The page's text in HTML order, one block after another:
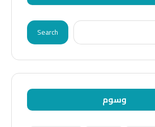
Search
وسوم